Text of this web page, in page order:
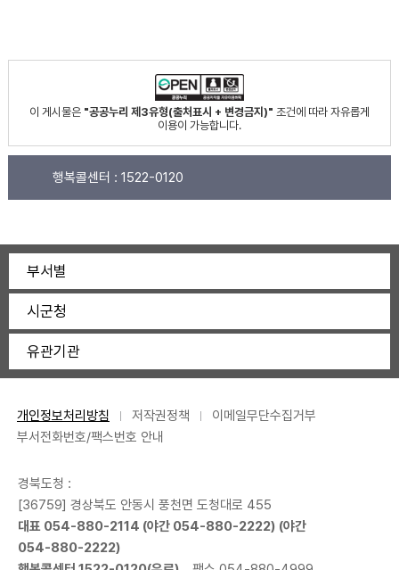
이 게시물은 "공공누리 제3유형(출처표시 + 변경금지)" 조건에 따라 자유롭게
이용이 가능합니다.
행복콜센터 : 1522-0120
부서별
시군청
유관기관
개인정보처리방침 저작권정책
이메일무단수집거부
부서전화번호/팩스번호 안내
경북도청 :
[36759] 경상북도 안동시 풍천면 도청대로 455
대표 054-880-2114 (야간 054-880-2222) (야간
054-880-2222)